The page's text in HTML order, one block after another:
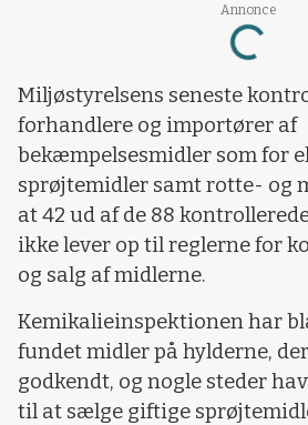
Annonce
Loading...
Miljøstyrelsens seneste
forhandlere og importører af
bekæmpelsesmidler som for
sprøjtemidler samt rotte- og
at 42 ud af de 88
ikke lever op til reglerne for
og salg af midlerne.
Kemikalieinspektionen har
fundet midler på hylderne,
godkendt, og nogle steder
til at sælge giftige